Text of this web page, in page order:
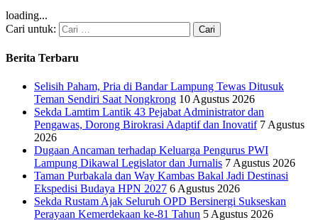
loading...
Cari untuk:
Berita Terbaru
Selisih Paham, Pria di Bandar Lampung Tewas Ditusuk
Teman Sendiri Saat Nongkrong 10 Agustus 2026
Sekda Lamtim Lantik 43 Pejabat Administrator dan
Pengawas, Dorong Birokrasi Adaptif dan Inovatif 7 Agustus
2026
Dugaan Ancaman terhadap Keluarga Pengurus PWI
Lampung Dikawal Legislator dan Jurnalis 7 Agustus 2026
Taman Purbakala dan Way Kambas Bakal Jadi Destinasi
Ekspedisi Budaya HPN 2027 6 Agustus 2026
Sekda Rustam Ajak Seluruh OPD Bersinergi Sukseskan
Perayaan Kemerdekaan ke-81 Tahun 5 Agustus 2026